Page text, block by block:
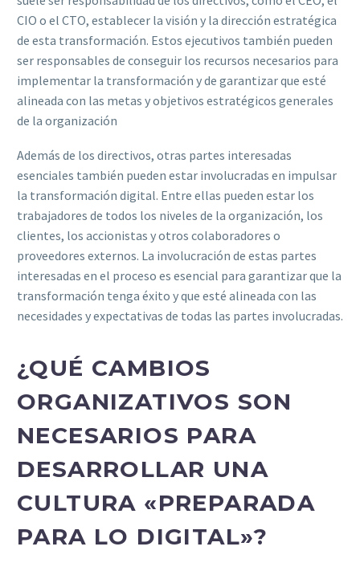
CIO o el CTO, establecer la visión y la dirección estratégica
de esta transformación. Estos ejecutivos también pueden
ser responsables de conseguir los recursos necesarios para
implementar la transformación y de garantizar que esté
alineada con las metas y objetivos estratégicos generales
de la organización
Además de los directivos, otras partes interesadas
esenciales también pueden estar involucradas en impulsar
la transformación digital. Entre ellas pueden estar los
trabajadores de todos los niveles de la organización, los
clientes, los accionistas y otros colaboradores o
proveedores externos. La involucración de estas partes
interesadas en el proceso es esencial para garantizar que la
transformación tenga éxito y que esté alineada con las
necesidades y expectativas de todas las partes involucradas.
¿QUÉ CAMBIOS
ORGANIZATIVOS SON
NECESARIOS PARA
DESARROLLAR UNA
CULTURA «PREPARADA
PARA LO DIGITAL»?